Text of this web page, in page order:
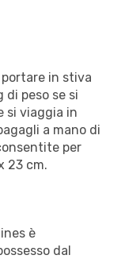
in stiva
di peso se si
si viaggia in
a mano di
per
23 cm.
è
dal